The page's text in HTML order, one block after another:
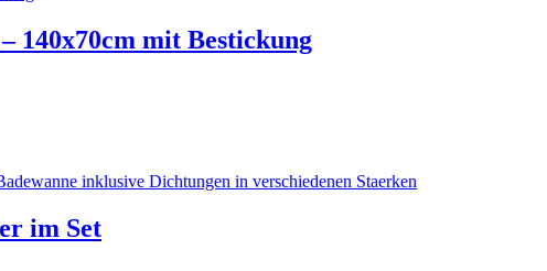
140x70cm mit Bestickung
im Set